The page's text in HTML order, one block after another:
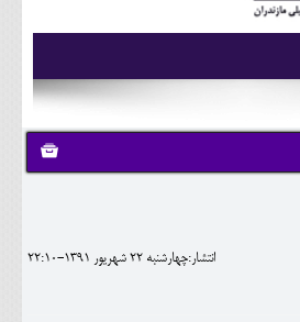
انتشار:چهارشنبه 22 شهريور 1391-22:10